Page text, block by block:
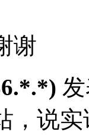
谢
，说